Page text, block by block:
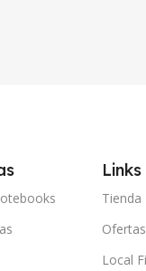
Tienda
Local